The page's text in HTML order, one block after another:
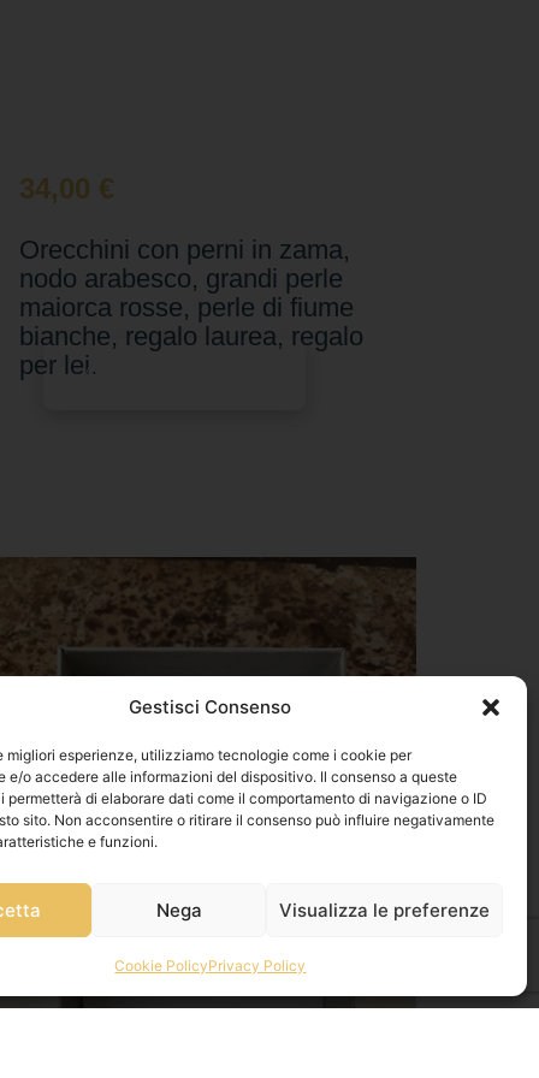
Gestisci Consenso
migliori esperienze, utilizziamo tecnologie come i cookie per
e/o accedere alle informazioni del dispositivo. Il consenso a queste
permetterà di elaborare dati come il comportamento di navigazione o ID
sito. Non acconsentire o ritirare il consenso può influire negativamente
e funzioni.
Nega Visualizza le preferenze
Cookie PolicyPrivacy Policy
34,00 €
Orecchini con perni in zama,
nodo arabesco, grandi perle
maiorca rosse, perle di fiume
bianche, regalo laurea, regalo
per lei.Aggiungi al carrello